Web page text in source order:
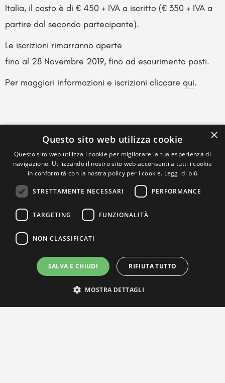
Italia, il costo è di € 450 + IVA a iscritto (€ 350 + IVA a
partire dal secondo partecipante).
Le iscrizioni rimarranno aperte
fino al 28 Novembre 2019, fino ad esaurimento posti.
Per maggiori informazioni e iscrizioni cliccare qui.
×
Questo sito web utilizza cookie
Questo sito web utilizza i cookie per migliorare la tua esperienza di
navigazione. Utilizzando il nostro sito web acconsenti a tutti i cookie
in conformità con la nostra policy per i cookie. Leggi di più
STRETTAMENTE NECESSARI PERFORMANCE
TARGETING FUNZIONALITÀ
NON CLASSIFICATI
SALVA E CHIUDI RIFIUTA TUTTO
MOSTRA DETTAGLI